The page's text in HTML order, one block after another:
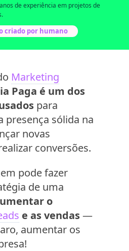
de experiência em projetos de
criado por humano
Marketing
Paga é um dos
para
presença sólida na
novas
conversões.
pode fazer
de uma
o
e as vendas—
aumentar os